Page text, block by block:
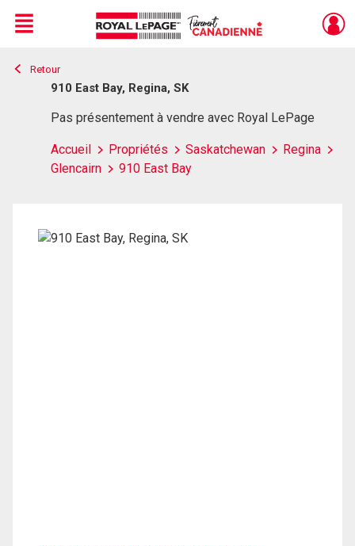
Live
En Direct
Menu
Retour
910 East Bay, Regina, SK
Pas présentement à vendre avec Royal LePage
Accueil Propriétés Saskatchewan
Regina
Glencairn
910 East Bay